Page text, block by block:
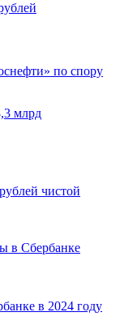
по спору
чистой
в 2024 году